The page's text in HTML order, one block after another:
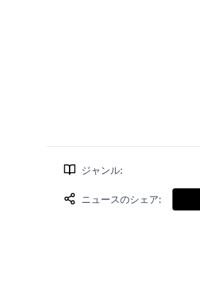
ジャンル:
ニュースのシェア: